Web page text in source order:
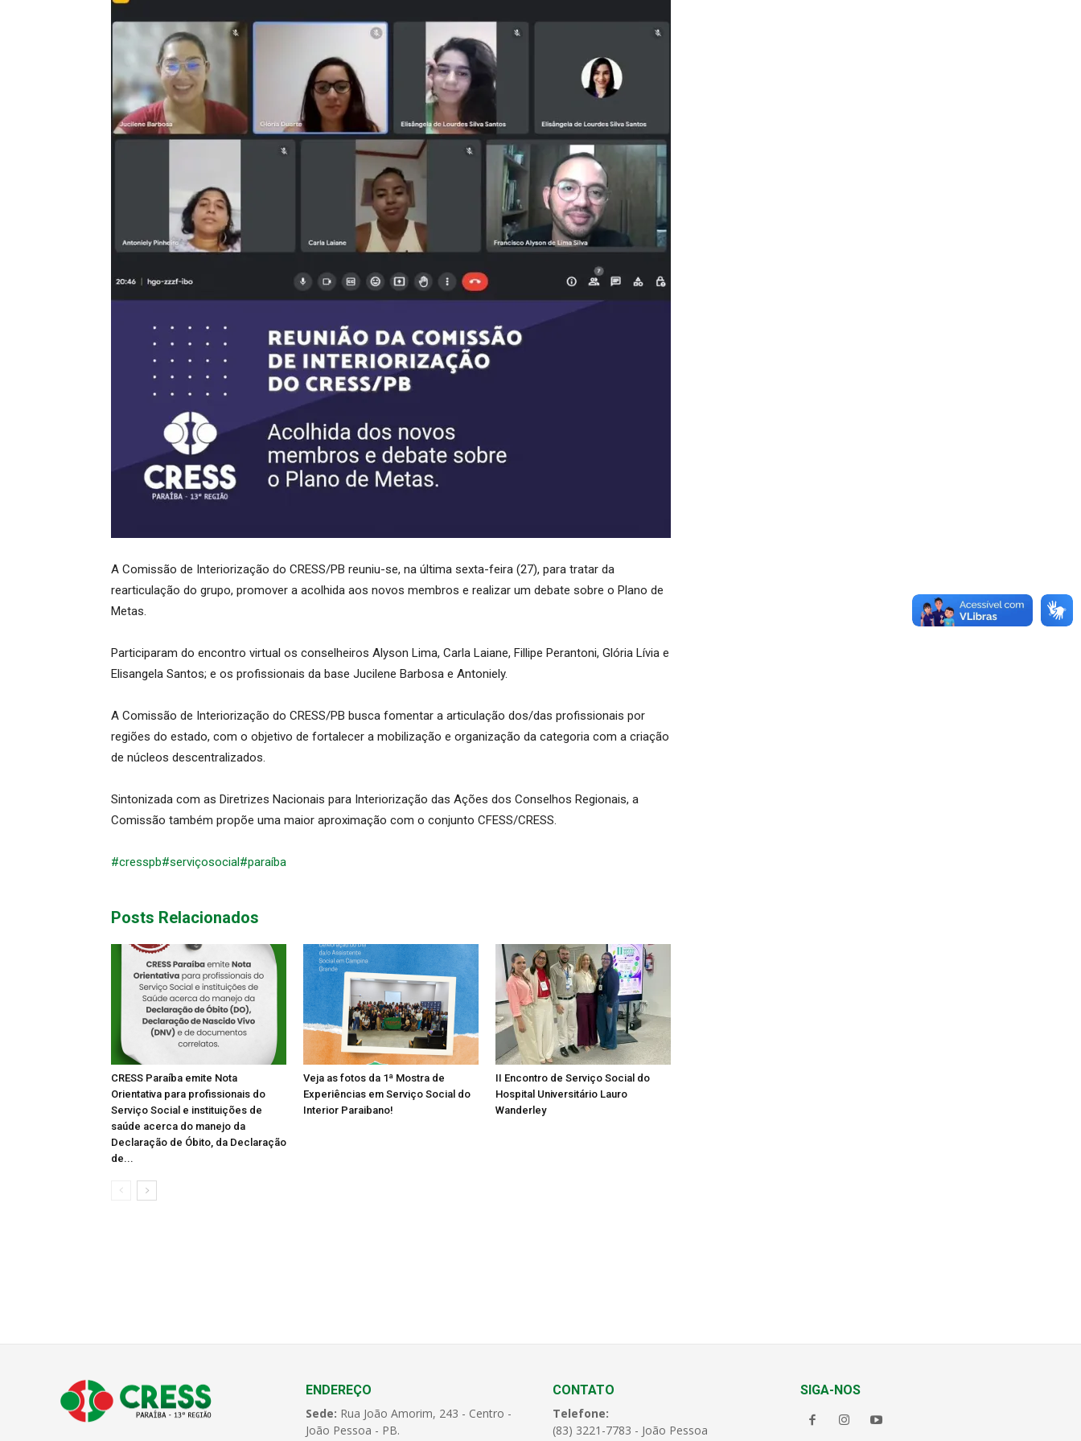
A Comissão de Interiorização do CRESS/PB reuniu-se, na última sexta-feira (27), para tratar da
rearticulação do grupo, promover a acolhida aos novos membros e realizar um debate sobre o Plano de
Metas.
Participaram do encontro virtual os conselheiros Alyson Lima, Carla Laiane, Fillipe Perantoni, Glória Lívia e
Elisangela Santos; e os profissionais da base Jucilene Barbosa e Antoniely.
A Comissão de Interiorização do CRESS/PB busca fomentar a articulação dos/das profissionais por
regiões do estado, com o objetivo de fortalecer a mobilização e organização da categoria com a criação
de núcleos descentralizados.
Sintonizada com as Diretrizes Nacionais para Interiorização das Ações dos Conselhos Regionais, a
Comissão também propõe uma maior aproximação com o conjunto CFESS/CRESS.
#cresspb#serviçosocial#paraíba
Posts Relacionados
CRESS Paraíba emite Nota
Orientativa para profissionais do
Serviço Social e instituições de
saúde acerca do manejo da
Declaração de Óbito, da Declaração
de...
Veja as fotos da 1ª Mostra de
Experiências em Serviço Social do
Interior Paraibano!
II Encontro de Serviço Social do
Hospital Universitário Lauro
Wanderley
ENDEREÇO
Sede: Rua João Amorim, 243 - Centro -
João Pessoa - PB.
CONTATO
Telefone:
(83) 3221-7783 - João Pessoa
SIGA-NOS